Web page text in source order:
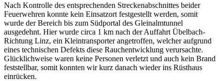
Nach Kontrolle des entsprechenden Streckenabschnittes beider
Feuerwehren konnte kein Einsatzort festgestellt werden, somit
wurde der Bereich bis zum Südportal des Gleinalmtunnel
ausgedehnt. Hier wurde circa 1 km nach der Auffahrt Übelbach-
Richtung Linz, ein Kleintransporter angetroffen, welcher aufgrund
eines technischen Defekts diese Rauchentwicklung verursachte.
Glücklichweise waren keine Personen verletzt und auch kein Brand
feststellbar, somit konnten wir kurz danach wieder ins Rüsthaus
einrücken.